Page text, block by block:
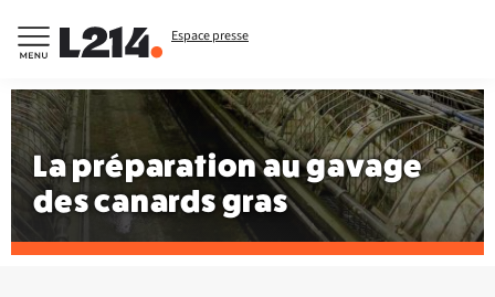
Espace presse
La préparation au gavage
des canards gras